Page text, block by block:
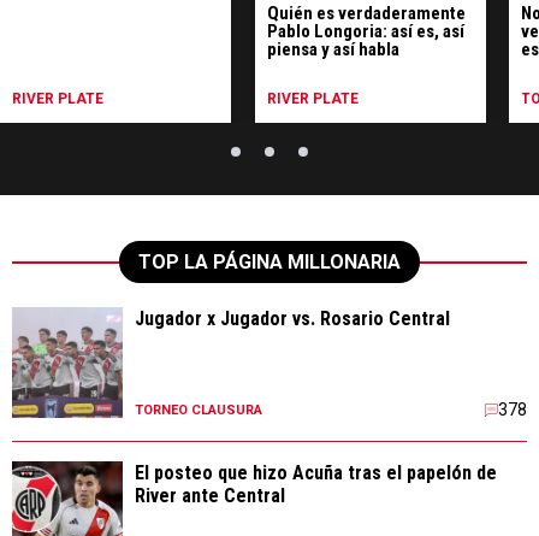
RIVER PLATE
Quién es verdaderamente
Pablo Longoria: así es, así
piensa y así habla
RIVER PLATE
TOP LA PÁGINA MILLONARIA
Jugador x Jugador vs. Rosario Central
TORNEO CLAUSURA 378
El posteo que hizo Acuña tras el papelón de
River ante Central